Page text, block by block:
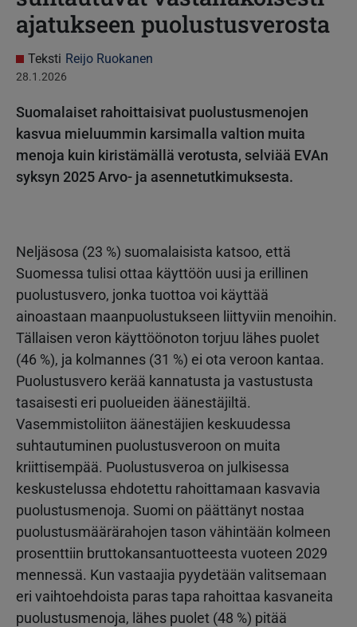
ajatukseen puolustusverosta
Teksti Reijo Ruokanen
28.1.2026
Suomalaiset rahoittaisivat puolustusmenojen
kasvua mieluummin karsimalla valtion muita
menoja kuin kiristämällä verotusta, selviää EVAn
syksyn 2025 Arvo- ja asennetutkimuksesta.
Neljäsosa (23 %) suomalaisista katsoo, että
Suomessa tulisi ottaa käyttöön uusi ja erillinen
puolustusvero, jonka tuottoa voi käyttää
ainoastaan maanpuolustukseen liittyviin menoihin.
Tällaisen veron käyttöönoton torjuu lähes puolet
(46 %), ja kolmannes (31 %) ei ota veroon kantaa.
Puolustusvero kerää kannatusta ja vastustusta
tasaisesti eri puolueiden äänestäjiltä.
Vasemmistoliiton äänestäjien keskuudessa
suhtautuminen puolustusveroon on muita
kriittisempää. Puolustusveroa on julkisessa
keskustelussa ehdotettu rahoittamaan kasvavia
puolustusmenoja. Suomi on päättänyt nostaa
puolustusmäärärahojen tason vähintään kolmeen
prosenttiin bruttokansantuotteesta vuoteen 2029
mennessä. Kun vastaajia pyydetään valitsemaan
eri vaihtoehdoista paras tapa rahoittaa kasvaneita
puolustusmenoja, lähes puolet (48 %) pitää